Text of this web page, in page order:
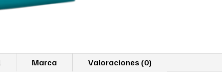
Marca Valoraciones (0)